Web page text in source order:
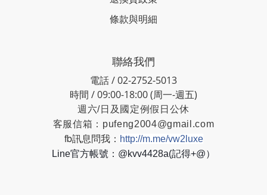
條款與明細
聯絡我們
電話 / 02-2752-5013
時間 / 09:00-18:00 (周一-週五)
週六/日及國定例假日公休
客服信箱： pufeng2004@gmail.com
fb訊息問我： http://m.me/vw2luxe
Line官方帳號：@kvv4428a(記得+@）